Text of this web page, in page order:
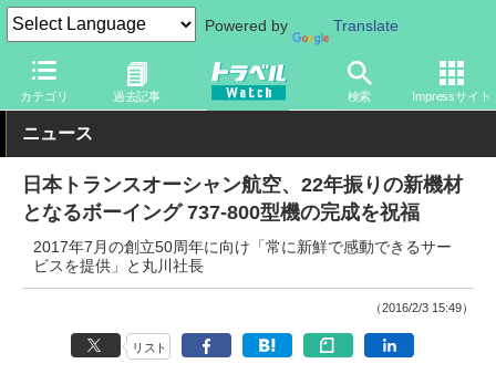
Powered by Translate
カテゴリ 過去記事 検索 Impressサイト
トラベル Watch 旅の方法 空旅 飛行機
ニュース
日本トランスオーシャン航空、22年振りの新機材
となるボーイング 737-800型機の完成を祝福
2017年7月の創立50周年に向け「常に新鮮で感動できるサー
ビスを提供」と丸川社長
（2016/2/3 15:49）
リスト